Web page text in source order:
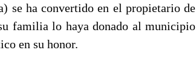
se ha convertido en el propietario de
familia lo haya donado al municipio
en su honor.